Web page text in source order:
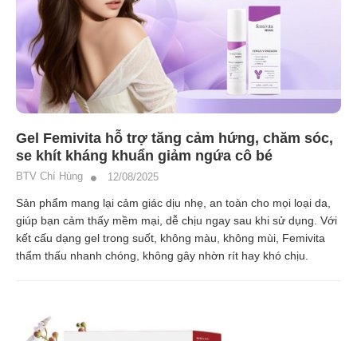
Gel Femivita hỗ trợ tăng cảm hứng, chăm sóc,
se khít kháng khuẩn giảm ngứa cô bé
BTV Chí Hùng 12/08/2025
Sản phẩm mang lại cảm giác dịu nhẹ, an toàn cho mọi loại da,
giúp bạn cảm thấy mềm mại, dễ chịu ngay sau khi sử dụng. Với
kết cấu dạng gel trong suốt, không màu, không mùi, Femivita
thẩm thấu nhanh chóng, không gây nhờn rít hay khó chịu.